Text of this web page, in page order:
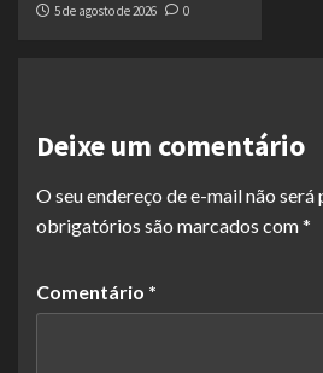
5 de agosto de 2026
0
Deixe um comentário
O seu endereço de e-mail não
obrigatórios são marcados com*
Comentário *